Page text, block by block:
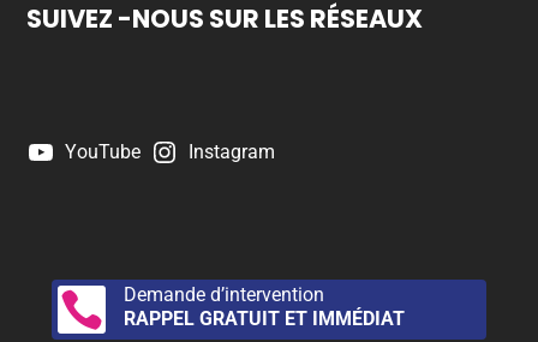
SUIVEZ -NOUS SUR LES RÉSEAUX
YouTube Instagram

Demande d’intervention
RAPPEL GRATUIT ET IMMÉDIAT